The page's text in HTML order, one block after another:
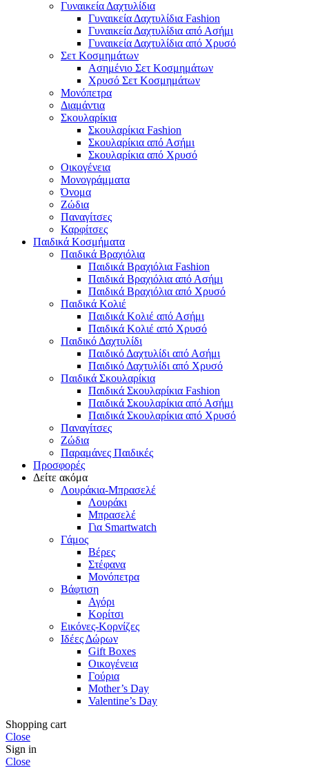
Γυναικεία Δαχτυλίδια
Γυναικεία Δαχτυλίδια Fashion
Γυναικεία Δαχτυλίδια από Ασήμι
Γυναικεία Δαχτυλίδια από Χρυσό
Σετ Κοσμημάτων
Ασημένιο Σετ Κοσμημάτων
Χρυσό Σετ Κοσμημάτων
Μονόπετρα
Διαμάντια
Σκουλαρίκια
Σκουλαρίκια Fashion
Σκουλαρίκια από Ασήμι
Σκουλαρίκια από Χρυσό
Οικογένεια
Μονογράμματα
Όνομα
Ζώδια
Παναγίτσες
Καρφίτσες
Παιδικά Κοσμήματα
Παιδικά Βραχιόλια
Παιδικά Βραχιόλια Fashion
Παιδικά Βραχιόλια από Ασήμι
Παιδικά Βραχιόλια από Χρυσό
Παιδικά Κολιέ
Παιδικά Κολιέ από Ασήμι
Παιδικά Κολιέ από Χρυσό
Παιδικό Δαχτυλίδι
Παιδικό Δαχτυλίδι από Ασήμι
Παιδικό Δαχτυλίδι από Χρυσό
Παιδικά Σκουλαρίκια
Παιδικά Σκουλαρίκια Fashion
Παιδικά Σκουλαρίκια από Ασήμι
Παιδικά Σκουλαρίκια από Χρυσό
Παναγίτσες
Ζώδια
Παραμάνες Παιδικές
Προσφορές
Δείτε ακόμα
Λουράκια-Μπρασελέ
Λουράκι
Μπρασελέ
Για Smartwatch
Γάμος
Βέρες
Στέφανα
Μονόπετρα
Βάφτιση
Αγόρι
Κορίτσι
Εικόνες-Κορνίζες
Ιδέες Δώρων
Gift Boxes
Οικογένεια
Γούρια
Mother’s Day
Valentine’s Day
Shopping cart
Close
Sign in
Close